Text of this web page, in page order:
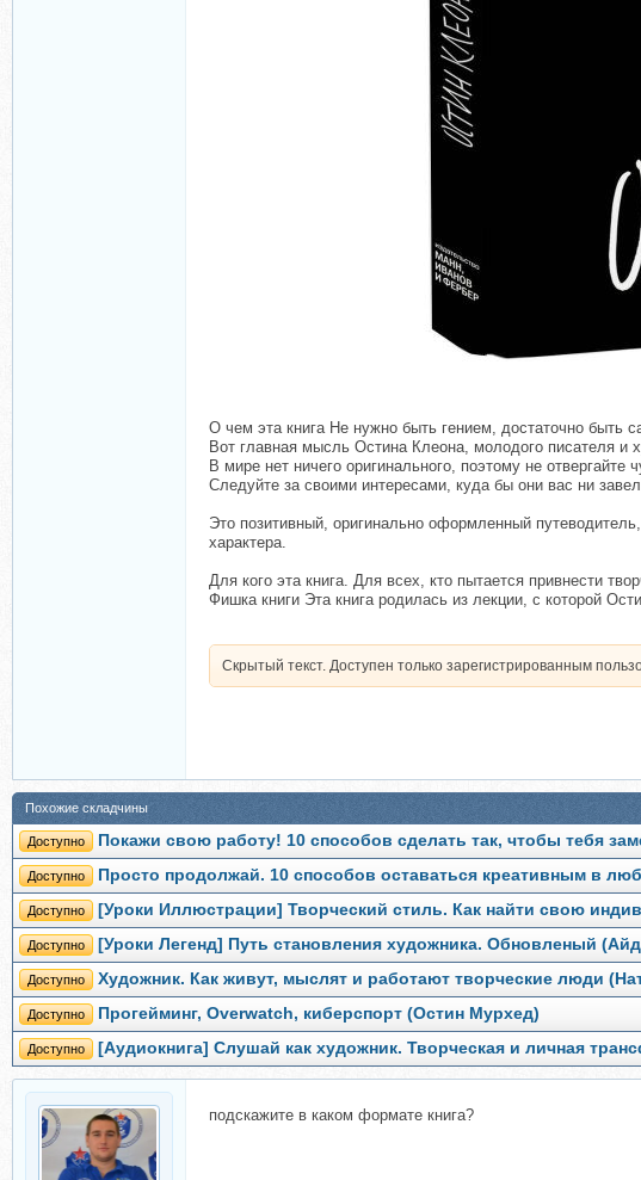
О чем эта книга Не нужно быть гением, достаточно быть
Вот главная мысль Остина Клеона, молодого писателя и
В мире нет ничего оригинального, поэтому не
Следуйте за своими интересами, куда бы они вас ни
Это позитивный, оригинально оформленный
характера.
Для кого эта книга. Для всех, кто пытается привнести
Фишка книги Эта книга родилась из лекции, с которой
Скрытый текст. Доступен только зарегистрированным
Похожие складчины
Доступно Покажи свою работу! 10 способов сделать так, чтобы тебя
Доступно Просто продолжай. 10 способов оставаться креативным в
Доступно [Уроки Иллюстрации] Творческий стиль. Как найти свою
Доступно [Уроки Легенд] Путь становления художника. Обновленый
Доступно Художник. Как живут, мыслят и работают творческие люди
Доступно Прогейминг, Overwatch, киберспорт (Остин Мурхед)
Доступно [Аудиокнига] Слушай как художник. Творческая и личная
подскажите в каком формате книга?